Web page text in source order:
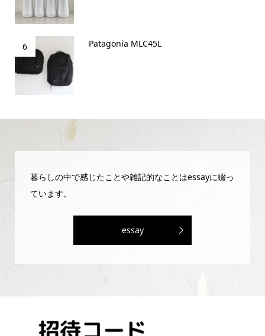
6 Patagonia MLC45L
暮らしの中で感じたことや雑記的なことはessayに綴っ
ています。
essay